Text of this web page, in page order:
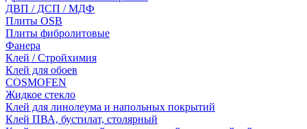
ДВП / ДСП / МДФ
Плиты OSB
Плиты фибролитовые
Фанера
Клей / Стройхимия
Клей для обоев
COSMOFEN
Жидкое стекло
Клей для линолеума и напольных покрытий
Клей ПВА, бустилат, столярный